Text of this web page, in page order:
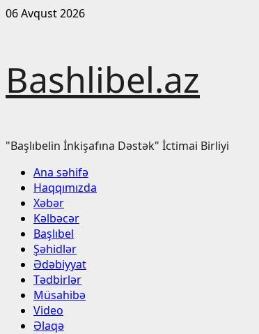
Skip
06 Avqust 2026
Bashlibel.az
"Başlıbelin İnkişafına Dəstək" İctimai Birliyi
Primary
Menu
Ana səhifə
Haqqımızda
Xəbər
Kəlbəcər
Başlıbel
Şəhidlər
Ədəbiyyat
Tədbirlər
Müsahibə
Video
Əlaqə